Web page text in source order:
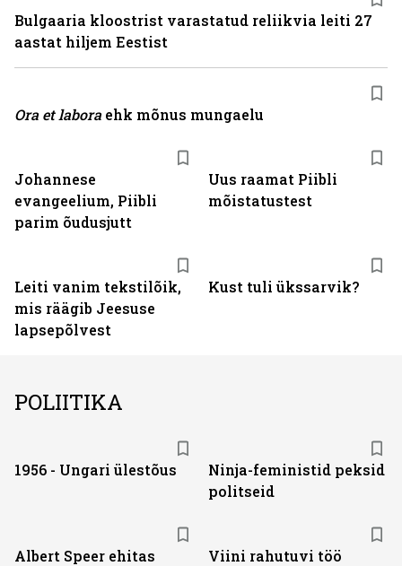
Johannese
evangeelium, Piibli
parim õudusjutt
Uus raamat Piibli
mõistatustest
Leiti vanim tekstilõik,
mis räägib Jeesuse
lapsepõlvest
Kust tuli ükssarvik?
Bulgaaria kloostrist varastatud reliikvia leiti 27
aastat hiljem Eestist
Ora et laboraehk mõnus mungaelu
POLIITIKA
1956 - Ungari ülestõus
Ninja-feministid peksid
politseid
Albert Speer ehitas
Viini rahutuvi töö